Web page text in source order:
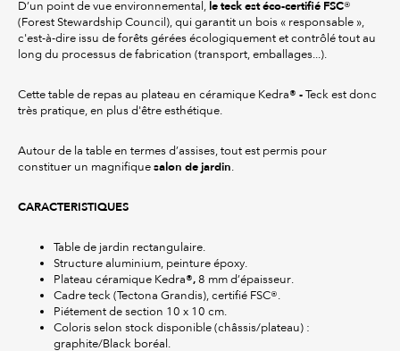
D’un point de vue environnemental, le teck est éco-certifié FSC®
(Forest Stewardship Council), qui garantit un bois « responsable »,
c'est-à-dire issu de forêts gérées écologiquement et contrôlé tout au
long du processus de fabrication (transport, emballages...).
Cette table de repas au plateau en céramique Kedra® - Teck est donc
très pratique, en plus d'être esthétique.
Autour de la table en termes d’assises, tout est permis pour
constituer un magnifique salon de jardin
CARACTERISTIQUES
Table de jardin rectangulaire.
Structure aluminium, peinture époxy.
Plateau céramique Kedra®, 8 mm d’épaisseur.
Cadre teck (Tectona Grandis), certifié FSC®.
Piétement de section 10 x 10 cm.
Coloris selon stock disponible (châssis/plateau) :
graphite/Black boréal.